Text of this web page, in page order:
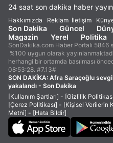
24 saat son dakika haber
Hakkımızda Reklam İletişim
Son Dakika Güncel
Magazin
Yerel Politika
SonDakika.com Haber Portalı 5846
%100 uygun olarak
herhangi bir ortamda basılması
08:53:28. #7.13#
SON DAKİKA: Afra Saraçoğlu
yakalandı - Son Dakika
[Kullanım Şartları] - [Gizlilik
[Çerez Politikası] - [Kişisel Verilerin
Metni] - [Hata Bildir]